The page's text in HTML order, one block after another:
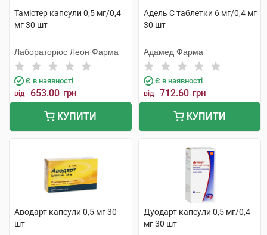
Тамістер капсули 0,5 мг/0,4
мг 30 шт
Лабораторіос Леон Фарма
Є в наявності
від 653.00 грн
КУПИТИ
Адель С таблетки 6 мг/0,4 мг
30 шт
Адамед Фарма
Є в наявності
від 712.60 грн
КУПИТИ
Аводарт капсули 0,5 мг 30
шт
Дуодарт капсули 0,5 мг/0,4
мг 30 шт